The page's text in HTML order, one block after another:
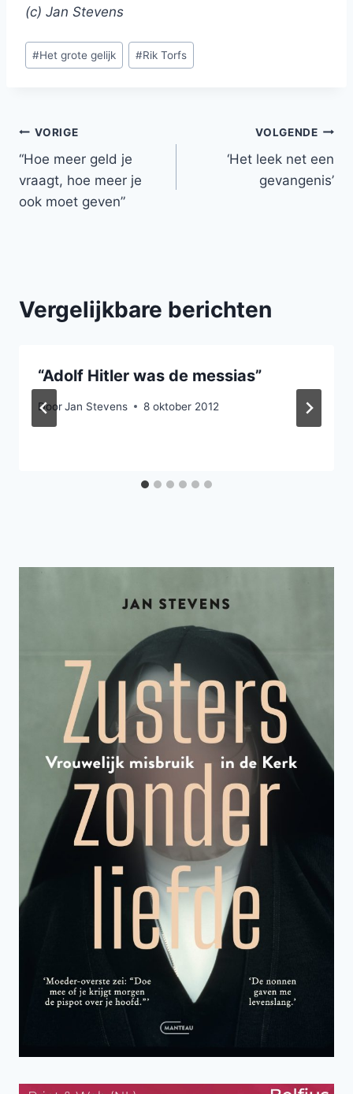
(c) Jan Stevens
Bericht
tags:
#Het grote gelijk #Rik Torfs
Bericht
navigatie
VORIGE
“Hoe meer geld je
vraagt, hoe meer je
ook moet geven”
VOLGENDE
‘Het leek net een
gevangenis’
Vergelijkbare berichten
“Adolf Hitler was de messias”
DoorJan Stevens 8 oktober 2012